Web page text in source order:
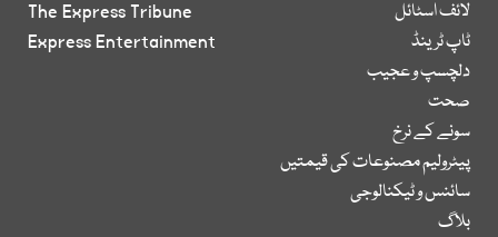
لائف اسٹائل
ٹاپ ٹرینڈ
دلچسپ و عجیب
صحت
سونے کے نرخ
پیٹرولیم مصنوعات کی قیمتیں
سائنس و ٹیکنالوجی
بلاگ
The Express Tribune
Express Entertainment